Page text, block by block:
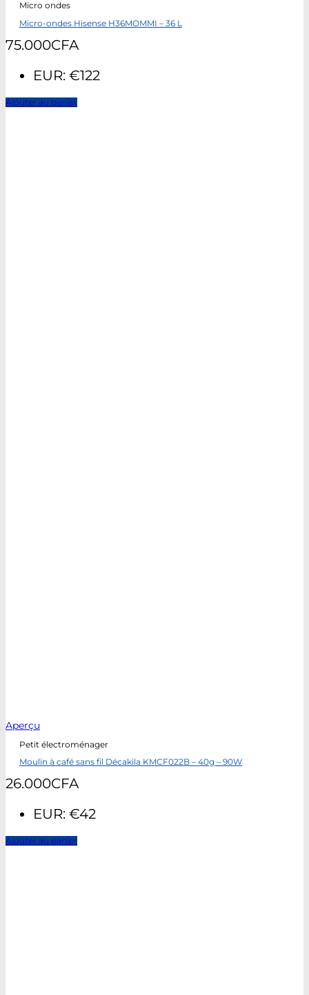
Micro ondes
Micro-ondes Hisense H36MOMMI – 36 L
75.000CFA
EUR: €122
Ajouter au panier
Aperçu
Petit électroménager
Moulin à café sans fil Décakila KMCF022B – 40g – 90W
26.000CFA
EUR: €42
Ajouter au panier